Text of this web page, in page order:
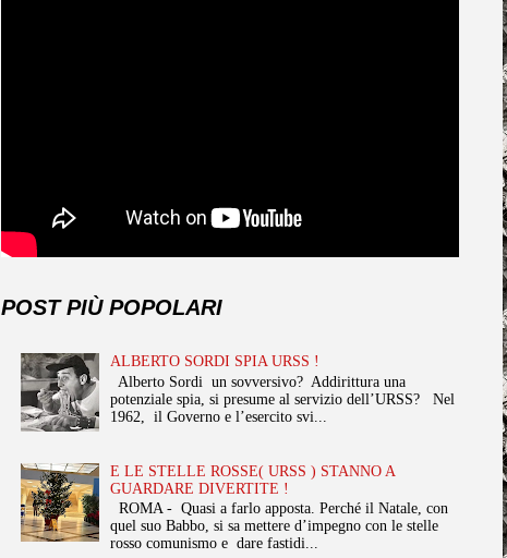
POST PIÙ POPOLARI
ALBERTO SORDI SPIA URSS !
Alberto Sordi un sovversivo? Addirittura una
potenziale spia, si presume al servizio dell’URSS? Nel
1962, il Governo e l’esercito svi...
E LE STELLE ROSSE( URSS ) STANNO A
GUARDARE DIVERTITE !
ROMA - Quasi a farlo apposta. Perché il Natale, con
quel suo Babbo, si sa mettere d’impegno con le stelle
rosso comunismo e dare fastidi...